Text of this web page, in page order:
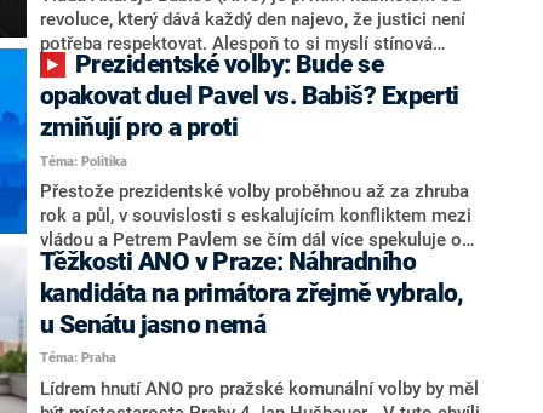
značně pochybuje. Podle něj současná koalice dosud
nemá osobu, která by Pavlovi mohla konkurovat.
revoluce, který dává každý den najevo, že justici není
potřeba respektovat. Alespoň to si myslí stínová
ministryně spravedlnosti ODS Eva Decroix. V
rozhovoru pro CNN Prima NEWS si nebrala servítky
ohledně politického výkonu svého nástupce Jeronýma
Tejce (za ANO) či vládní zmocněnkyně pro lidská
práva Taťány Malé (ANO). Označením „svoloč“ na
adresu vlády prý byla ještě hodná. Decroix se také
vrátila k volební porážce koalice Spolu či promluvila o
hnutí Naše Česko Martina Kuby.
opakovat duel Pavel vs. Babiš? Experti
zmiňují pro a proti
Téma: Politika
Přestože prezidentské volby proběhnou až za zhruba
rok a půl, v souvislosti s eskalujícím konfliktem mezi
vládou a Petrem Pavlem se čím dál více spekuluje o
tom, koho by do bitvy o Hrad mohla vyslat současná
koalice. Někteří političtí komentátoři znovu vytahují
jméno premiéra Andreje Babiše (ANO). Jak moc je
pravděpodobné, že se v prezidentských volbách 2028
bude znovu opakovat souboj z roku 2023?
Těžkosti ANO v Praze: Náhradního
kandidáta na primátora zřejmě vybralo,
u Senátu jasno nemá
Téma: Praha
Lídrem hnutí ANO pro pražské komunální volby by měl